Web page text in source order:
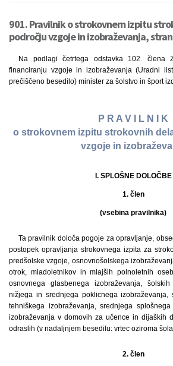
901. Pravilnik o strokovnem izpitu
področju vzgoje in izobraževanja,
Na podlagi četrtega odstavka 102. člena
financiranju vzgoje in izobraževanja (Uradni
prečiščeno besedilo) minister za šolstvo in šport
P R A V I L N I K
o strokovnem izpitu strokovnih
vzgoje in
I. SPLOŠNE DOLOČBE
1. člen
(vsebina pravilnika)
Ta pravilnik določa pogoje za opravljanje,
postopek opravljanja strokovnega izpita za
predšolske vzgoje, osnovnošolskega
otrok, mladoletnikov in mlajših polnoletnih
osnovnega glasbenega izobraževanja,
nižjega in srednjega poklicnega izobraževanja,
tehniškega izobraževanja, srednjega
izobraževanja v domovih za učence in dijaških
odraslih (v nadaljnjem besedilu: vrtec oziroma
2. člen